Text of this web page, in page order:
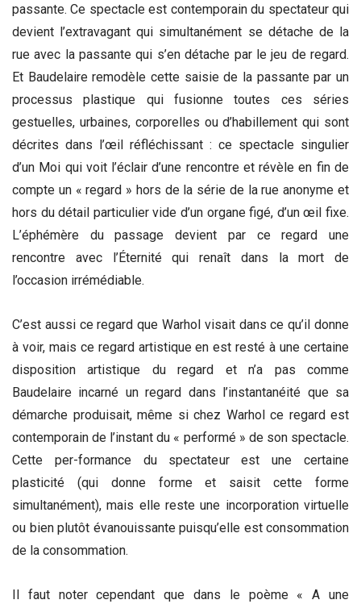
passante. Ce spectacle est contemporain du spectateur qui
devient l’extravagant qui simultanément se détache de la
rue avec la passante qui s’en détache par le jeu de regard.
Et Baudelaire remodèle cette saisie de la passante par un
processus plastique qui fusionne toutes ces séries
gestuelles, urbaines, corporelles ou d’habillement qui sont
décrites dans l’œil réfléchissant : ce spectacle singulier
d’un Moi qui voit l’éclair d’une rencontre et révèle en fin de
compte un « regard » hors de la série de la rue anonyme et
hors du détail particulier vide d’un organe figé, d’un œil fixe.
L’éphémère du passage devient par ce regard une
rencontre avec l’Éternité qui renaît dans la mort de
l’occasion irrémédiable.
C’est aussi ce regard que Warhol visait dans ce qu’il donne
à voir, mais ce regard artistique en est resté à une certaine
disposition artistique du regard et n’a pas comme
Baudelaire incarné un regard dans l’instantanéité que sa
démarche produisait, même si chez Warhol ce regard est
contemporain de l’instant du « performé » de son spectacle.
Cette per-formance du spectateur est une certaine
plasticité (qui donne forme et saisit cette forme
simultanément), mais elle reste une incorporation virtuelle
ou bien plutôt évanouissante puisqu’elle est consommation
de la consommation.
Il faut noter cependant que dans le poème « A une